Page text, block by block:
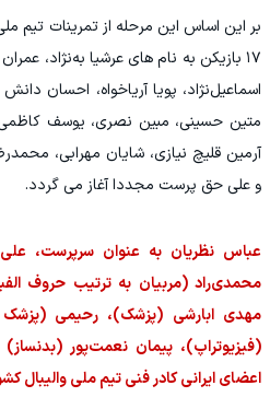
بر این اساس این مرحله از تمرینات تیم
۱۷ بازیکن به نام های عرشیا به‌نژاد،
اسماعیل‌نژاد، پویا آریاخواه، احسان
متین حسینی، مبین نصری، یوسف
آرمین قلیچ نیازی، شایان مهرابی،
و علی حق پرست مجددا آغاز می گردد.
عباس نظریان به عنوان سرپرست،
محمدی‌راد (مربیان به ترتیب حروف
مهدی ابارشی (پزشک)، رحیمی (پزشک
(فیزیوتراپ)، پیمان نعمت‌پور
اعضای ایرانی کادر فنی تیم ملی والیبال